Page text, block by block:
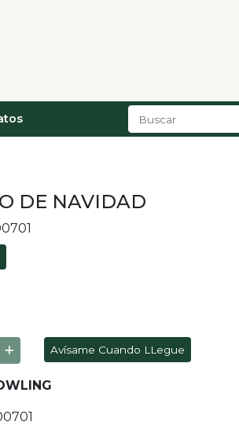
DE NAVIDAD
Avísame Cuando LLegue